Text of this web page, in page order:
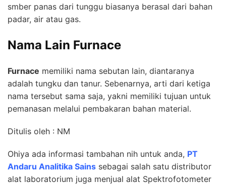
smber panas dari tunggu biasanya berasal dari bahan
padar, air atau gas.
Nama Lain Furnace
Furnace memiliki nama sebutan lain, diantaranya
adalah tungku dan tanur. Sebenarnya, arti dari ketiga
nama tersebut sama saja, yakni memiliki tujuan untuk
pemanasan melalui pembakaran bahan material.
Ditulis oleh : NM
Ohiya ada informasi tambahan nih untuk anda, PT
Andaru Analitika Sains sebagai salah satu distributor
alat laboratorium juga menjual alat Spektrofotometer